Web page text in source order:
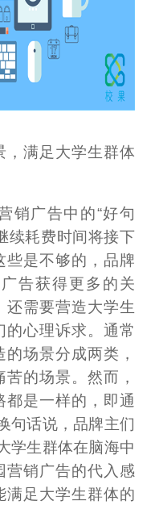
，满足大学生群体
销广告中的“好句
续耗费时间将接下
些是不够的，品牌
告获得更多的关
还需要营造大学生
的心理诉求。通常
场景分成两类，
的场景。然而，
都是一样的，即通
句话说，品牌主们
学生群体在脑海中
营销广告的代入感
满足大学生群体的